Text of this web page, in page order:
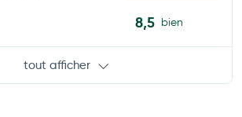
8,5 bien
tout afficher